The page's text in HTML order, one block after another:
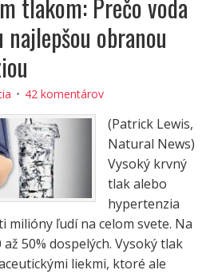
tlakom: Prečo voda
najlepšou obranou
42 komentárov
(Patrick Lewis,
Natural News)
Vysoký krvný
tlak alebo
hypertenzia
milióny ľudí na celom svete. Na
50% dospelých. Vysoký tlak
liekmi, ktoré ale